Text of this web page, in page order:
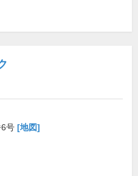
号 [地図]